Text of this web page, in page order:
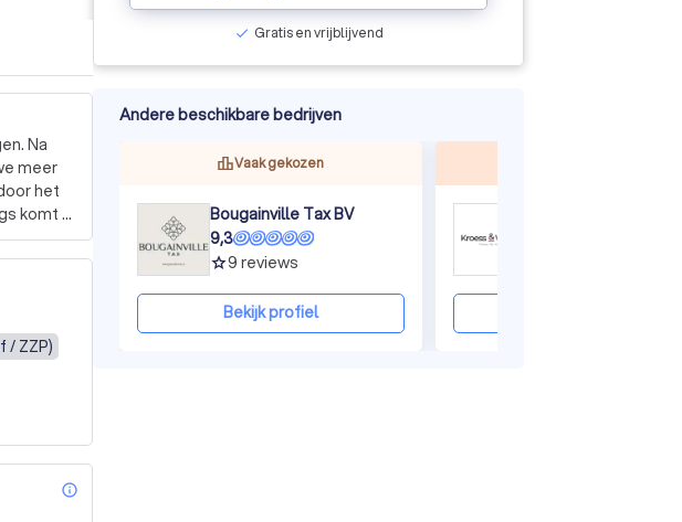
Na
meer
het
komt
en dus
maken
/ ZZP)
info_outline
check Gratis en vrijblijvend
Andere beschikbare bedrijven
Vaak gekozen
Bougainville Tax BV
9,3
grade9 reviews
Bekijk profiel